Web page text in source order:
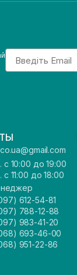
Email
с 10:00 до 19:00
с 11:00 до 18:00
612-54-81
788-12-88
983-41-20
693-46-00
951-22-86